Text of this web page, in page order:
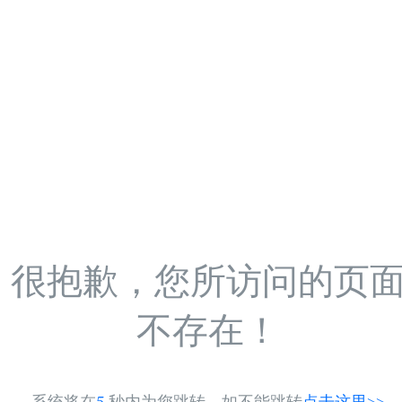
很抱歉，您所访问的页
不存在！